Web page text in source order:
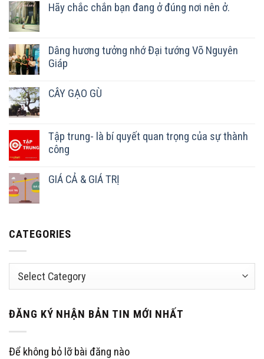
Hãy chắc chắn bạn đang ở đúng nơi nên ở.
Dâng hương tưởng nhớ Đại tướng Võ Nguyên
Giáp
CÂY GẠO GÙ
Tập trung- là bí quyết quan trọng của sự thành
công
GIÁ CẢ & GIÁ TRỊ
CATEGORIES
Categories
ĐĂNG KÝ NHẬN BẢN TIN MỚI NHẤT
Để không bỏ lỡ bài đăng nào